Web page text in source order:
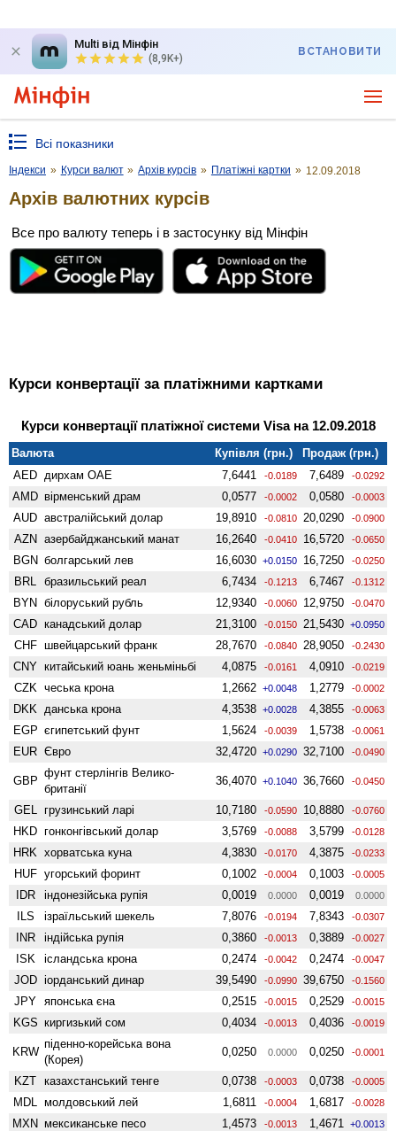
Multi від Мінфін
(8,9K+)
ВСТАНОВИТИ
Всі показники
Індекси » Курси валют » Архів курсів » Платіжні картки » 12.09.2018
Архів валютних курсів
Все про валюту теперь і в застосунку від Мінфін
Курси конвертації за платіжними картками
Курси конвертації платіжної системи Visa на 12.09.2018
Валюта Купівля (грн.)
Продаж (грн.)
AED дирхам ОАЕ 7,6441 -0.0189 7,6489 -0.0292
AMD вiрменський драм 0,0577 -0.0002 0,0580 -0.0003
AUD австралійський долар 19,8910 -0.0810 20,0290 -0.0900
AZN азербайджанський манат 16,2640 -0.0410 16,5720 -0.0650
BGN болгарський лев 16,6030 +0.0150 16,7250 -0.0250
BRL бразильський реал 6,7434 -0.1213 6,7467 -0.1312
BYN білоруський рубль 12,9340 -0.0060 12,9750 -0.0470
CAD канадський долар 21,3100 -0.0150 21,5430 +0.0950
CHF швейцарський франк 28,7670 -0.0840 28,9050 -0.2430
CNY китайський юань женьмiньбi 4,0875 -0.0161 4,0910 -0.0219
CZK чеська крона 1,2662 +0.0048 1,2779 -0.0002
DKK данська крона 4,3538 +0.0028 4,3855 -0.0063
EGP єгипетський фунт 1,5624 -0.0039 1,5738 -0.0061
EUR Євро 32,4720 +0.0290 32,7100 -0.0490
GBP
фунт стерлінгів Велико­
британії
36,4070 +0.1040 36,7660 -0.0450
GEL грузинський ларі 10,7180 -0.0590 10,8880 -0.0760
HKD гонконгівський долар 3,5769 -0.0088 3,5799 -0.0128
HRK хорватська куна 4,3830 -0.0170 4,3875 -0.0233
HUF угорський форинт 0,1002 -0.0004 0,1003 -0.0005
IDR індонезійська рупія 0,0019 0.0000 0,0019 0.0000
ILS ізраїльський шекель 7,8076 -0.0194 7,8343 -0.0307
INR індійська рупія 0,3860 -0.0013 0,3889 -0.0027
ISK ісландська крона 0,2474 -0.0042 0,2474 -0.0047
JOD іорданський динар 39,5490 -0.0990 39,6750 -0.1560
JPY японська єна 0,2515 -0.0015 0,2529 -0.0015
KGS киргизький сом 0,4034 -0.0013 0,4036 -0.0019
KRW
піденно-корейська вона
(Корея)
0,0250 0.0000 0,0250 -0.0001
KZT казахстанський тенге 0,0738 -0.0003 0,0738 -0.0005
MDL молдовський лей 1,6811 -0.0004 1,6817 -0.0028
MXN мексиканське песо 1,4573 -0.0013 1,4671 +0.0013